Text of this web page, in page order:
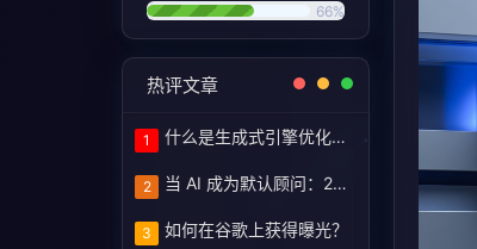
66%
热评文章
1 什么是生成式引擎优化（GEO）？定义和含义！
2 当 AI 成为默认顾问：2025–2026 中国 GEO 服务商评估蓝皮书与企业选型路线图
3 如何在谷歌上获得曝光？